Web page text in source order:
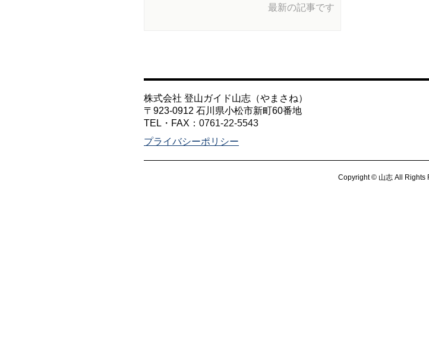
最新の記事です
株式会社 登山ガイド山志（やまさね）
〒923-0912 石川県小松市新町60番地
TEL・FAX： 0761-22-5543
プライバシーポリシー
Copyright © 山志 All Rights